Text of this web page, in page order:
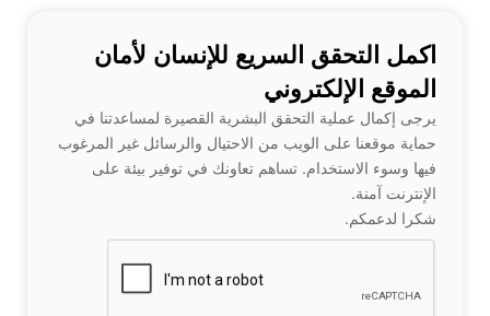
اكمل التحقق السريع للإنسان لأمان
الموقع الإلكتروني
يرجى إكمال عملية التحقق البشرية القصيرة لمساعدتنا في
حماية موقعنا على الويب من الاحتيال والرسائل غير المرغوب
فيها وسوء الاستخدام. تساهم تعاونك في توفير بيئة على
الإنترنت آمنة.
شكرا لدعمكم.